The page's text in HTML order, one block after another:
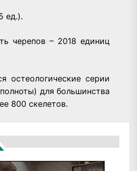
ед.).
черепов – 2018 единиц
остеологические серии
для большинства
800 скелетов.